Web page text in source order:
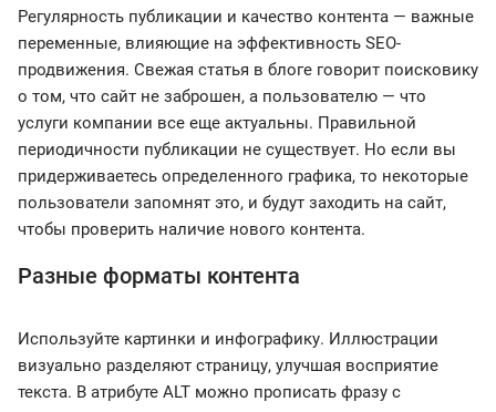
Регулярность публикации и качество контента — важные
переменные, влияющие на эффективность SEO-
продвижения. Свежая статья в блоге говорит поисковику
о том, что сайт не заброшен, а пользователю — что
услуги компании все еще актуальны. Правильной
периодичности публикации не существует. Но если вы
придерживаетесь определенного графика, то некоторые
пользователи запомнят это, и будут заходить на сайт,
чтобы проверить наличие нового контента.
Разные форматы контента
Используйте картинки и инфографику. Иллюстрации
визуально разделяют страницу, улучшая восприятие
текста. В атрибуте ALT можно прописать фразу с